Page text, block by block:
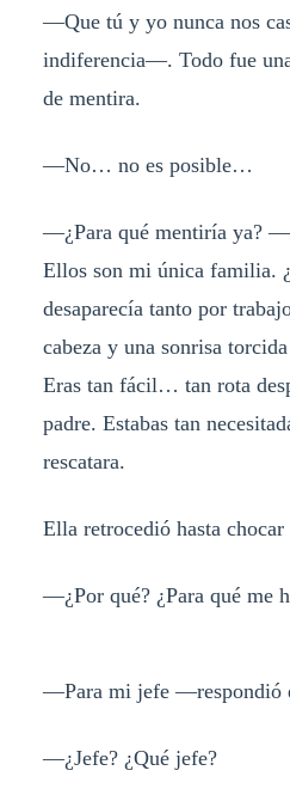
—Que tú y yo nunca nos
indiferencia—. Todo fue
de mentira.
—No… no es posible…
—¿Para qué mentiría ya?
Ellos son mi única familia.
desaparecía tanto por
cabeza y una sonrisa
Eras tan fácil… tan rota
padre. Estabas tan
rescatara.
Ella retrocedió hasta chocar
—¿Por qué? ¿Para qué me
—Para mi jefe —respondió
—¿Jefe? ¿Qué jefe?